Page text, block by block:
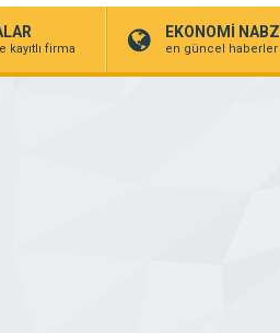
kayıtlı firma
EKONOMİ NABZI
en güncel haberler